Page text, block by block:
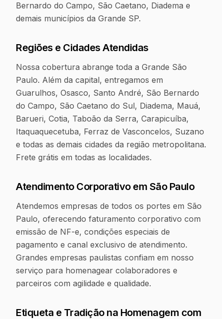
Bernardo do Campo, São Caetano, Diadema e
demais municípios da Grande SP.
Regiões e Cidades Atendidas
Nossa cobertura abrange toda a Grande São
Paulo. Além da capital, entregamos em
Guarulhos, Osasco, Santo André, São Bernardo
do Campo, São Caetano do Sul, Diadema, Mauá,
Barueri, Cotia, Taboão da Serra, Carapicuíba,
Itaquaquecetuba, Ferraz de Vasconcelos, Suzano
e todas as demais cidades da região metropolitana.
Frete grátis em todas as localidades.
Atendimento Corporativo em São Paulo
Atendemos empresas de todos os portes em São
Paulo, oferecendo faturamento corporativo com
emissão de NF-e, condições especiais de
pagamento e canal exclusivo de atendimento.
Grandes empresas paulistas confiam em nosso
serviço para homenagear colaboradores e
parceiros com agilidade e qualidade.
Etiqueta e Tradição na Homenagem com